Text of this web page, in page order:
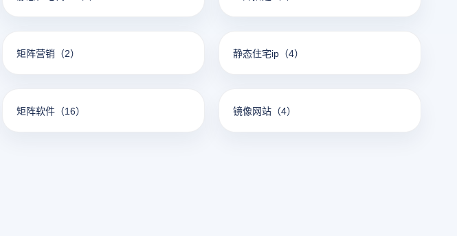
矩阵营销 （2） 静态住宅ip （4）
矩阵软件 （16） 镜像网站 （4）